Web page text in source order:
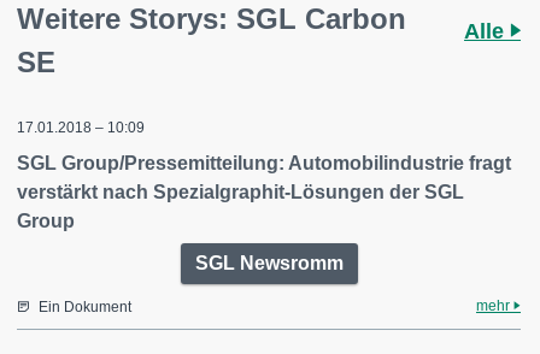
Weitere Storys: SGL Carbon
SE
Alle
17.01.2018 – 10:09
SGL Group/Pressemitteilung: Automobilindustrie fragt
verstärkt nach Spezialgraphit-Lösungen der SGL
Group
SGL Newsromm
Ein Dokument mehr